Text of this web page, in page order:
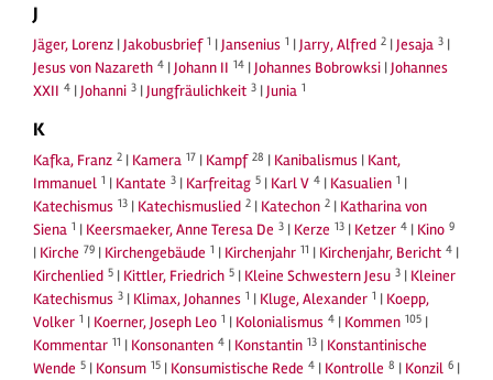
J
Jäger, Lorenz | Jakobusbrief 1 | Jansenius 1 | Jarry, Alfred 2 | Jesaja 3 |
Jesus von Nazareth 4 | Johann II 14 | Johannes Bobrowksi | Johannes
XXII 4 | Johanni 3 | Jungfräulichkeit 3 | Junia 1
K
Kafka, Franz 2 | Kamera 17 | Kampf 28 | Kanibalismus | Kant,
Immanuel 1 | Kantate 3 | Karfreitag 5 | Karl V 4 | Kasualien 1 |
Katechismus 13 | Katechismuslied 2 | Katechon 2 | Katharina von
Siena 1 | Keersmaeker, Anne Teresa De 3 | Kerze 13 | Ketzer 4 | Kino 9
| Kirche 79 | Kirchengebäude 1 | Kirchenjahr 11 | Kirchenjahr, Bericht 4 |
Kirchenlied 5 | Kittler, Friedrich 5 | Kleine Schwestern Jesu 3 | Kleiner
Katechismus 3 | Klimax, Johannes 1 | Kluge, Alexander 1 | Koepp,
Volker 1 | Koerner, Joseph Leo 1 | Kolonialismus 4 | Kommen 105 |
Kommentar 11 | Konsonanten 4 | Konstantin 13 | Konstantinische
Wende 5 | Konsum 15 | Konsumistische Rede 4 | Kontrolle 8 | Konzil 6 |